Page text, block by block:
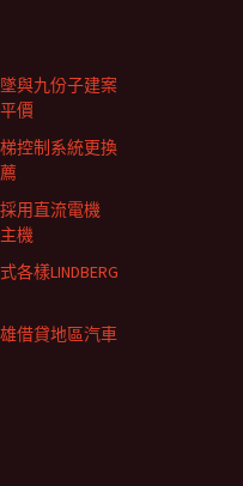
與九份子建案
價
控制系統更換
用直流電機
機
各樣LINDBERG
借貸地區汽車